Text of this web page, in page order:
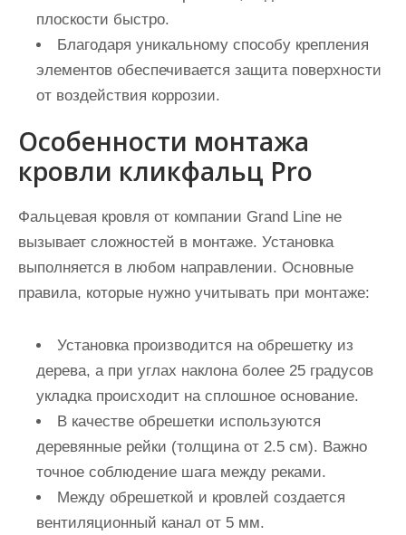
плоскости быстро.
Благодаря уникальному способу крепления
элементов обеспечивается защита поверхности
от воздействия коррозии.
Особенности монтажа
кровли кликфальц Pro
Фальцевая кровля от компании Grand Line не
вызывает сложностей в монтаже. Установка
выполняется в любом направлении. Основные
правила, которые нужно учитывать при монтаже:
Установка производится на обрешетку из
дерева, а при углах наклона более 25 градусов
укладка происходит на сплошное основание.
В качестве обрешетки используются
деревянные рейки (толщина от 2.5 см). Важно
точное соблюдение шага между реками.
Между обрешеткой и кровлей создается
вентиляционный канал от 5 мм.